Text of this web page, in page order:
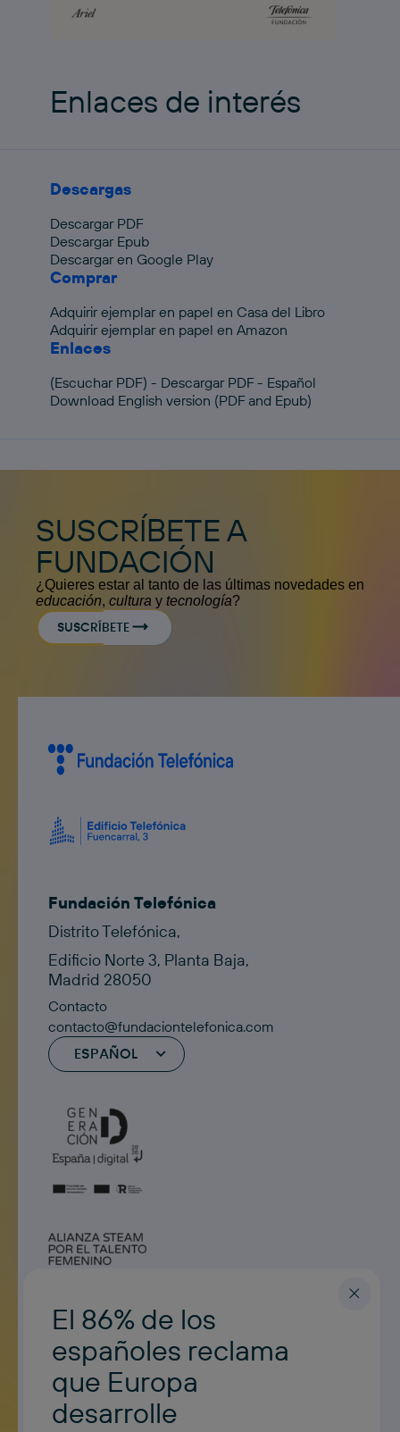
Enlaces de interés
Descargas
Descargar PDF
Descargar Epub
Descargar en Google Play
Comprar
Adquirir ejemplar en papel en Casa del Libro
Adquirir ejemplar en papel en Amazon
Enlaces
(Escuchar PDF) - Descargar PDF - Español
Download English version (PDF and Epub)
SUSCRÍBETE A
FUNDACIÓN
¿Quieres estar al tanto de las últimas novedades en
educación, cultura y tecnología?
SUSCRÍBETE
Fundación Telefónica
Distrito Telefónica,
Edificio Norte 3, Planta Baja,
Madrid 28050
Contacto
contacto@fundaciontelefonica.com
ESPAÑOL
Noticias
El 86% de los
españoles reclama
que Europa
desarrolle